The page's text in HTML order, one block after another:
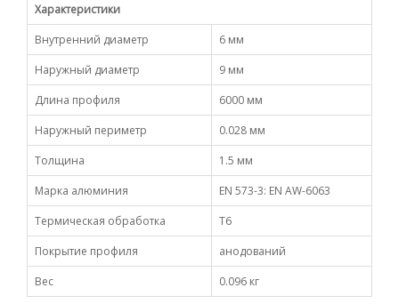
Характеристики
Внутренний диаметр
6 мм
Наружный диаметр
9 мм
Длина профиля
6000 мм
Наружный периметр
0.028 мм
Толщина
1.5 мм
Марка алюминия
EN 573-3: EN AW-6063
Термическая обработка
Т6
Покрытие профиля
анодований
Вес
0.096 кг